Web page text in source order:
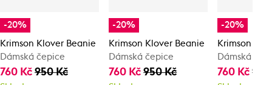
-20%
Krimson Klover Beanie
Dámská čepice
760 Kč 950 Kč
-20%
Krimson Klover Beanie
Dámská čepice
760 Kč950 Kč
-20%
Krimson
Dámská
760 Kč